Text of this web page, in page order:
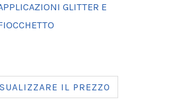
GLITTER E
IL PREZZO